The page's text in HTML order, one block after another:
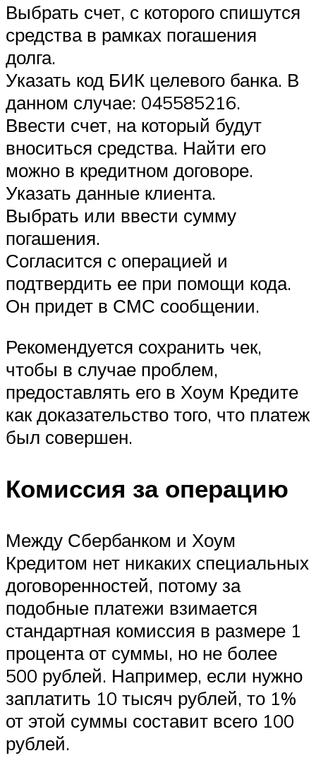
Выбрать счет, с которого спишутся
средства в рамках погашения
долга.
Указать код БИК целевого банка. В
данном случае: 045585216.
Ввести счет, на который будут
вноситься средства. Найти его
можно в кредитном договоре.
Указать данные клиента.
Выбрать или ввести сумму
погашения.
Согласится с операцией и
подтвердить ее при помощи кода.
Он придет в СМС сообщении.
Рекомендуется сохранить чек,
чтобы в случае проблем,
предоставлять его в Хоум Кредите
как доказательство того, что платеж
был совершен.
Комиссия за операцию
Между Сбербанком и Хоум
Кредитом нет никаких специальных
договоренностей, потому за
подобные платежи взимается
стандартная комиссия в размере 1
процента от суммы, но не более
500 рублей. Например, если нужно
заплатить 10 тысяч рублей, то 1%
от этой суммы составит всего 100
рублей.